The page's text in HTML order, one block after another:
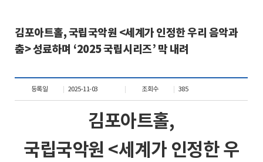
김포아트홀, 국립국악원 <세계가 인정한 우리 음악과
춤> 성료하며 ‘2025 국립시리즈’ 막 내려
등록일 2025-11-03 조회수 385
김포아트홀,
국립국악원 <세계가 인정한 우